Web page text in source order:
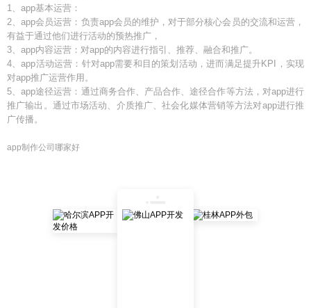
1、app基本运营：
2、app会员运营：负责app会员的维护，对于部分核心会员的交流和运营，
有益于通过他们进行活动的预热推广，
3、app内容运营：对app的内容进行指引、推荐、融合和推广。
4、app活动运营：针对app需要和目的策划活动，进而满足提升KPI，实现
对app推广运营作用。
5、app途径运营：通过商务合作、产品合作、途径合作等方法，对app进行
推广输出。通过市场活动、介质推广、社会化媒体营销等方法对app进行推
广传播。
app制作公司哪家好